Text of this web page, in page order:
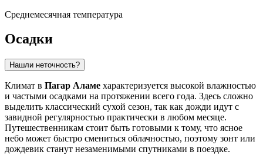
Среднемесячная температура
Осадки
Нашли неточность?
Климат в Пагар Аламе характеризуется высокой влажностью
и частыми осадками на протяжении всего года. Здесь сложно
выделить классический сухой сезон, так как дожди идут с
завидной регулярностью практически в любом месяце.
Путешественникам стоит быть готовыми к тому, что ясное
небо может быстро смениться облачностью, поэтому зонт или
дождевик станут незаменимыми спутниками в поездке.